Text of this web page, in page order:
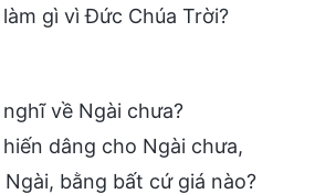
gì vì Đức Chúa Trời?
về Ngài chưa?
dâng cho Ngài chưa,
bằng bất cứ giá nào?